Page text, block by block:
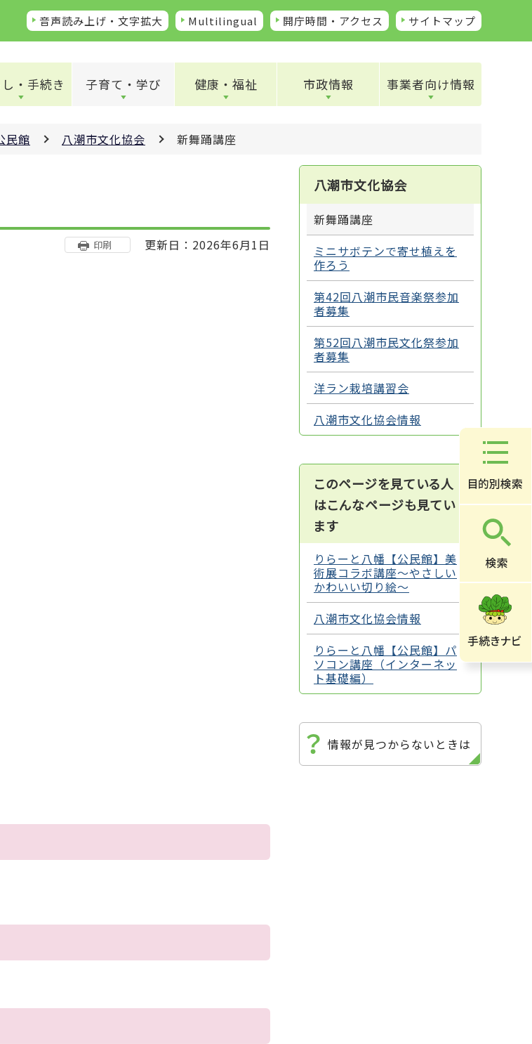
音声読み上げ・文字拡大 Multilingual 開庁時間・アクセス サイトマップ
・手続き 子育て・学び 健康・福祉 市政情報 事業者向け情報
民館 八潮市文化協会 新舞踊講座
印刷 更新日：2026年6月1日
八潮市文化協会
新舞踊講座
ミニサボテンで寄せ植えを
作ろう
第42回八潮市民音楽祭参加
者募集
第52回八潮市民文化祭参加
者募集
洋ラン栽培講習会
八潮市文化協会情報
このページを見ている人
はこんなページも見てい
ます
りらーと八幡【公民館】美
術展コラボ講座～やさしい
かわいい切り絵～
八潮市文化協会情報
りらーと八幡【公民館】パ
ソコン講座（インターネッ
ト基礎編）
情報が見つからないときは